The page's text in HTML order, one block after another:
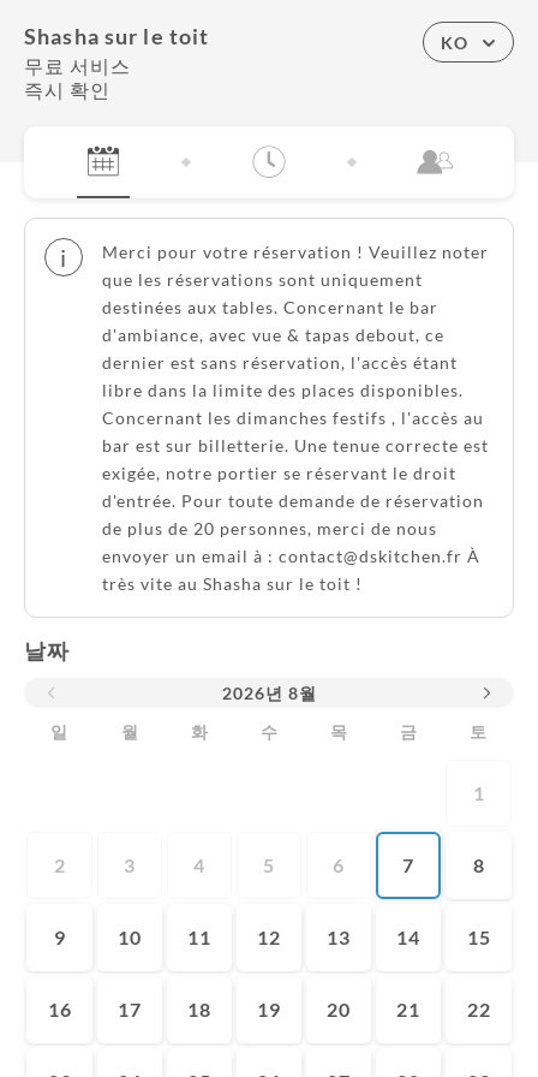
Shasha sur le toit
무료 서비스
즉시 확인
KO
i
Merci pour votre réservation ! Veuillez noter
que les réservations sont uniquement
destinées aux tables. Concernant le bar
d'ambiance, avec vue & tapas debout, ce
dernier est sans réservation, l'accès étant
libre dans la limite des places disponibles.
Concernant les dimanches festifs , l'accès au
bar est sur billetterie. Une tenue correcte est
exigée, notre portier se réservant le droit
d'entrée. Pour toute demande de réservation
de plus de 20 personnes, merci de nous
envoyer un email à : contact@dskitchen.fr À
très vite au Shasha sur le toit !
날짜
2026년 8월
일
월 화 수 목 금 토
1
2 3 4 5 6 7 8
9 10 11 12 13 14 15
16 17 18 19 20 21 22